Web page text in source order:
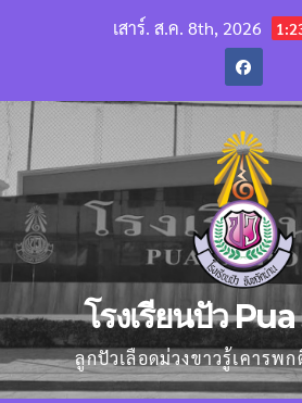
เสาร์. ส.ค. 8th, 2026
โรงเรียนปัว
ลูกปัวเลือดม่วงขาวรู้เคารพ